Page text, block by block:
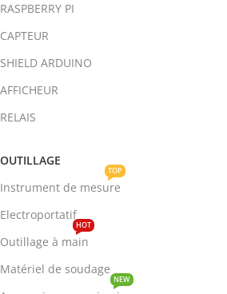
RASPBERRY PI
CAPTEUR
SHIELD ARDUINO
AFFICHEUR
RELAIS
OUTILLAGE
Instrument de mesure
TOP
Electroportatif
Outillage à main
HOT
Matériel de soudage
NEW